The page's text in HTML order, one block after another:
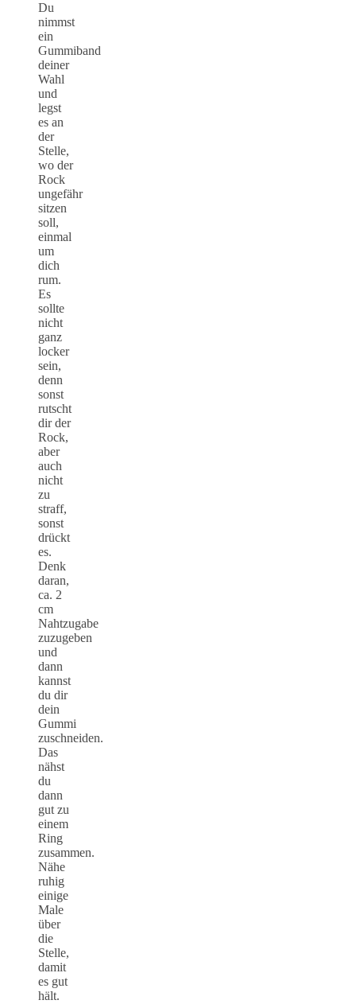
Du
nimmst
ein
Gummiband
deiner
Wahl
und
legst
es an
der
Stelle,
wo der
Rock
ungefähr
sitzen
soll,
einmal
um
dich
rum.
Es
sollte
nicht
ganz
locker
sein,
denn
sonst
rutscht
dir der
Rock,
aber
auch
nicht
zu
straff,
sonst
drückt
es.
Denk
daran,
ca. 2
cm
Nahtzugabe
zuzugeben
und
dann
kannst
du dir
dein
Gummi
zuschneiden.
Das
nähst
du
dann
gut zu
einem
Ring
zusammen.
Nähe
ruhig
einige
Male
über
die
Stelle,
damit
es gut
hält.